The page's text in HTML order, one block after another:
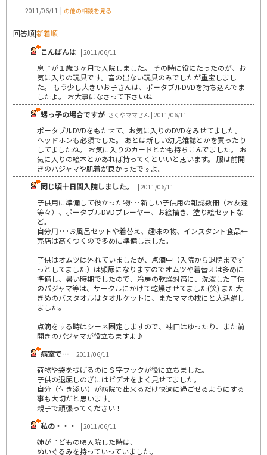
2011/06/11 | の他の相談を見る
回答順|新着順
こんばんは | 2011/06/11
息子が１歳３ヶ月で入院しました。 その時に役にたったのが、お
気に入りの玩具です。音の出ない玩具のみでしたが重宝しまし
た。 もう少し大きいお子さんは、ポータブルDVDを持ち込んでま
したよ。 お大事になさって下さいね
甥っ子の場合ですが さくやママさん | 2011/06/11
ポータブルDVDをもたせて、お気に入りのDVDをみせてました。
ヘッドホンも必須でした。 あとは新しい幼児雑誌とかを買ったり
してましたね。 お気に入りのカードとかも持ちこんでました。 お
気に入りの絵本とかあれば持ってくといいと思います。 服は前開
きのパジャマや肌着が良かったですよ。
同じ頃十日間入院しました。
| 2011/06/11
子供用に準備して役立った物･･･新しい子供用の雑誌数冊（お友達
等々）、ポータブルDVDプレーヤー、お絵描き、塗り絵セットな
ど。
自分用･･･お風呂セットや着替え、趣味の物、インスタント食品←
売店は高くつくので多めに準備しました。
子供はオムツは外れていましたが、点滴中（入院から退院までず
っとしてました）は頻尿になりますのでオムツや着替えは多めに
準備し、暑い時期でしたので、冷房の乾燥対策に、洗濯した子供
のパジャマ等は、サークルにかけて乾燥させてました(笑) また大
きめのバスタオルはタオルケットに、またママの枕にと大活躍し
ました。
点滴をする時はシーネ固定しますので、袖口はゆったり、また前
開きのパジャマが役立ちますよ♪
病室で… | 2011/06/11
荷物や袋を提げるのにＳ字フックが役に立ちました。
子供の退屈しのぎにはビデオをよく見せてました。
自分（付き添い）が病院で出来るだけ快適に過ごせるようにする
事も大切だと思います。
親子で頑張ってください！
私の・・・
| 2011/06/11
姉が子どもの頃入院した時は、
ぬいぐるみを持っていっていました。